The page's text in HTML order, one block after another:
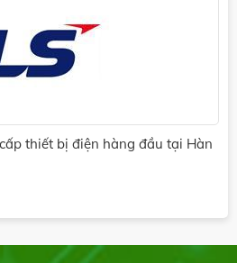
thiết bị điện hàng đầu tại Hàn